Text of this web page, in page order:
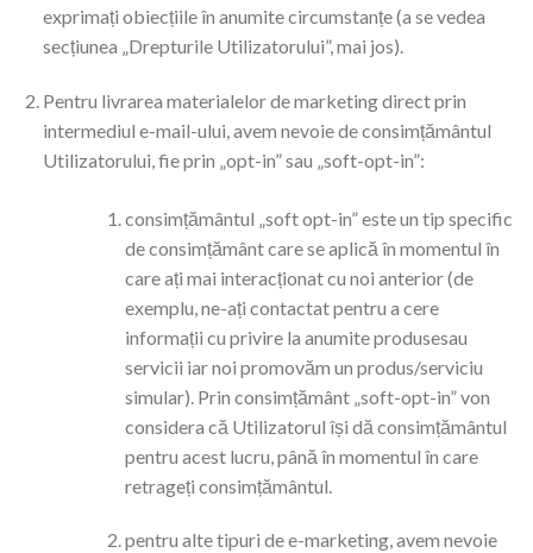
exprimați obiecțiile în anumite circumstanțe (a se vedea
secțiunea „Drepturile Utilizatorului”, mai jos).
Pentru livrarea materialelor de marketing direct prin
intermediul e-mail-ului, avem nevoie de consimțământul
Utilizatorului, fie prin „opt-in” sau „soft-opt-in”:
consimțământul „soft opt-in” este un tip specific
de consimțământ care se aplică în momentul în
care ați mai interacționat cu noi anterior (de
exemplu, ne-ați contactat pentru a cere
informații cu privire la anumite produsesau
servicii iar noi promovăm un produs/serviciu
simular). Prin consimțământ „soft-opt-in” von
considera că Utilizatorul își dă consimțământul
pentru acest lucru, până în momentul în care
retrageți consimțământul.
pentru alte tipuri de e-marketing, avem nevoie